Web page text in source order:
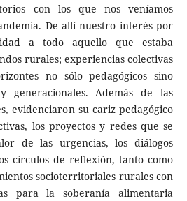
con los que nos veníamos
De allí nuestro interés por
a todo aquello que estaba
rurales; experiencias colectivas
no sólo pedagógicos sino
generacionales. Además de las
evidenciaron su cariz pedagógico
los proyectos y redes que se
de las urgencias, los diálogos
círculos de reflexión, tanto como
socioterritoriales rurales con
para la soberanía alimentaria